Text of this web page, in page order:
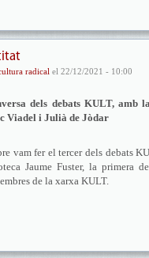
radical el 22/12/2021 - 10:00
dels debats KULT,
Viadel i Julià de Jòdar
vam fer el tercer dels debats
Jaume Fuster, la primera
de la xarxa KULT.